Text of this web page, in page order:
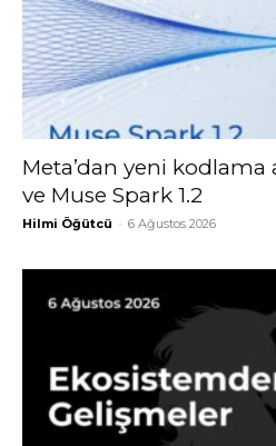
Meta’dan yeni kodlama
ve Muse Spark 1.2
Hilmi Öğütcü - 6 Ağustos 2026